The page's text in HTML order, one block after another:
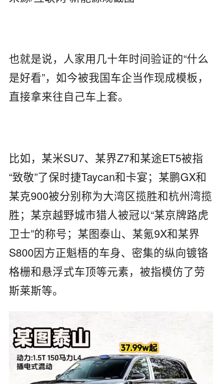
也就是说，人家用几十年时间验证的“什么
是好看”，如今被我国车企当作现成模板，
直接拿来往自己车上套。
比如，某米SU7、某界Z7和某途ET5被指
“致敬”了保时捷Taycan和卡宴；某鹏GX和
某克900被分别称为大湾区揽胜和杭州湾揽
胜；某京越野城市猎人被冠以“某京牌路虎
卫士”的称号；某图泰山、某氪9X和某界
S800因方正魁梧的车身、密集的纵向镀铬
格栅和悬浮式车顶等元素，被指模仿了劳
斯莱斯等。